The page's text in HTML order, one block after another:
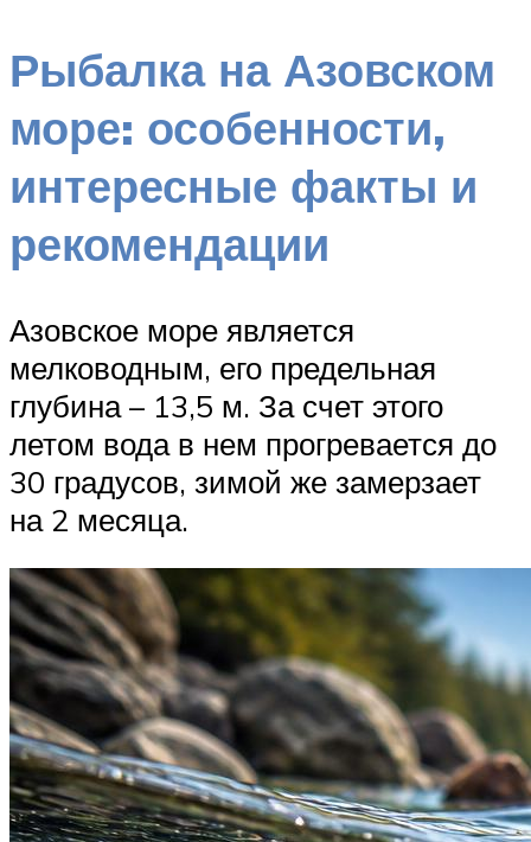
Рыбалка на Азовском
море: особенности,
интересные факты и
рекомендации
Азовское море является
мелководным, его предельная
глубина – 13,5 м. За счет этого
летом вода в нем прогревается до
30 градусов, зимой же замерзает
на 2 месяца.